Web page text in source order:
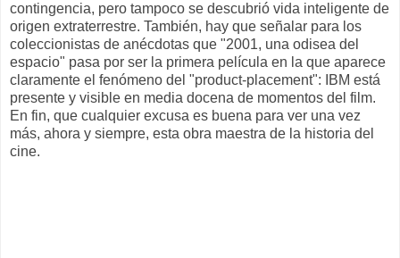
contingencia, pero tampoco se descubrió vida inteligente de
origen extraterrestre. También, hay que señalar para los
coleccionistas de anécdotas que "2001, una odisea del
espacio" pasa por ser la primera película en la que aparece
claramente el fenómeno del "product-placement": IBM está
presente y visible en media docena de momentos del film.
En fin, que cualquier excusa es buena para ver una vez
más, ahora y siempre, esta obra maestra de la historia del
cine.